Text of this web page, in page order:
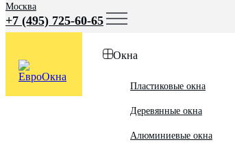
Москва
+7 (495) 725-60-65
Окна
Пластиковые окна
Деревянные окна
Алюминиевые окна